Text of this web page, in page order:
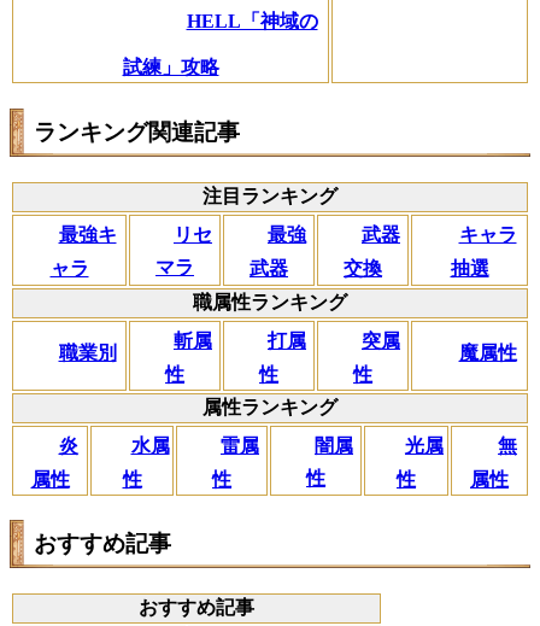
HELL「神域の
試練」攻略
ランキング関連記事
注目ランキング
最強キ
ャラ
リセ
マラ
最強
武器
武器
交換
キャラ
抽選
職属性ランキング
職業別
斬属
性
打属
性
突属
性
魔属性
属性ランキング
炎
属性
水属
性
雷属
性
闇属
性
光属
性
無
属性
おすすめ記事
おすすめ記事